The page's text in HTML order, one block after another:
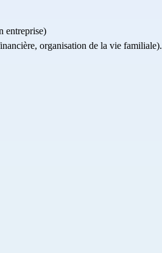
entreprise)
organisation de la vie familiale).